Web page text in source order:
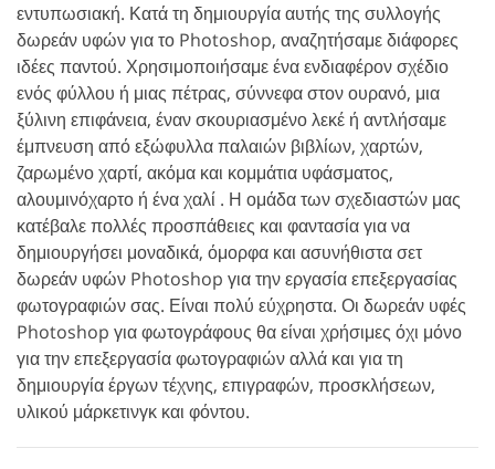
εντυπωσιακή. Κατά τη δημιουργία αυτής της συλλογής
δωρεάν υφών για το Photoshop, αναζητήσαμε διάφορες
ιδέες παντού. Χρησιμοποιήσαμε ένα ενδιαφέρον σχέδιο
ενός φύλλου ή μιας πέτρας, σύννεφα στον ουρανό, μια
ξύλινη επιφάνεια, έναν σκουριασμένο λεκέ ή αντλήσαμε
έμπνευση από εξώφυλλα παλαιών βιβλίων, χαρτών,
ζαρωμένο χαρτί, ακόμα και κομμάτια υφάσματος,
αλουμινόχαρτο ή ένα χαλί . Η ομάδα των σχεδιαστών μας
κατέβαλε πολλές προσπάθειες και φαντασία για να
δημιουργήσει μοναδικά, όμορφα και ασυνήθιστα σετ
δωρεάν υφών Photoshop για την εργασία επεξεργασίας
φωτογραφιών σας. Είναι πολύ εύχρηστα. Οι δωρεάν υφές
Photoshop για φωτογράφους θα είναι χρήσιμες όχι μόνο
για την επεξεργασία φωτογραφιών αλλά και για τη
δημιουργία έργων τέχνης, επιγραφών, προσκλήσεων,
υλικού μάρκετινγκ και φόντου.